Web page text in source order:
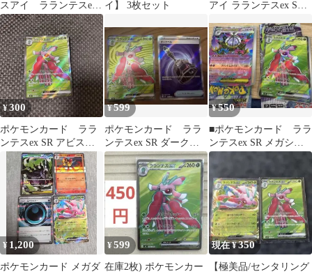
スアイ ラランテスex
SR
イ】 3枚セット
アイ ラランテスex SR
¥300
ポケモンカード ララ
ンテスex SR アビスア
イ キラ 094/081
¥599
ポケモンカード ララ
ンテスex SR ダークベ
ルSR
¥550
■ポケモンカード ララ
ンテスex SR メガシャ
ンデラEX RR
¥ 1,200
ポケモンカード メガダ
¥599
在庫2枚) ポケモンカー
現在 ¥350
【極美品/センタリング